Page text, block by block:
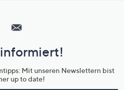
Mit unseren Newslettern bist
up to date!